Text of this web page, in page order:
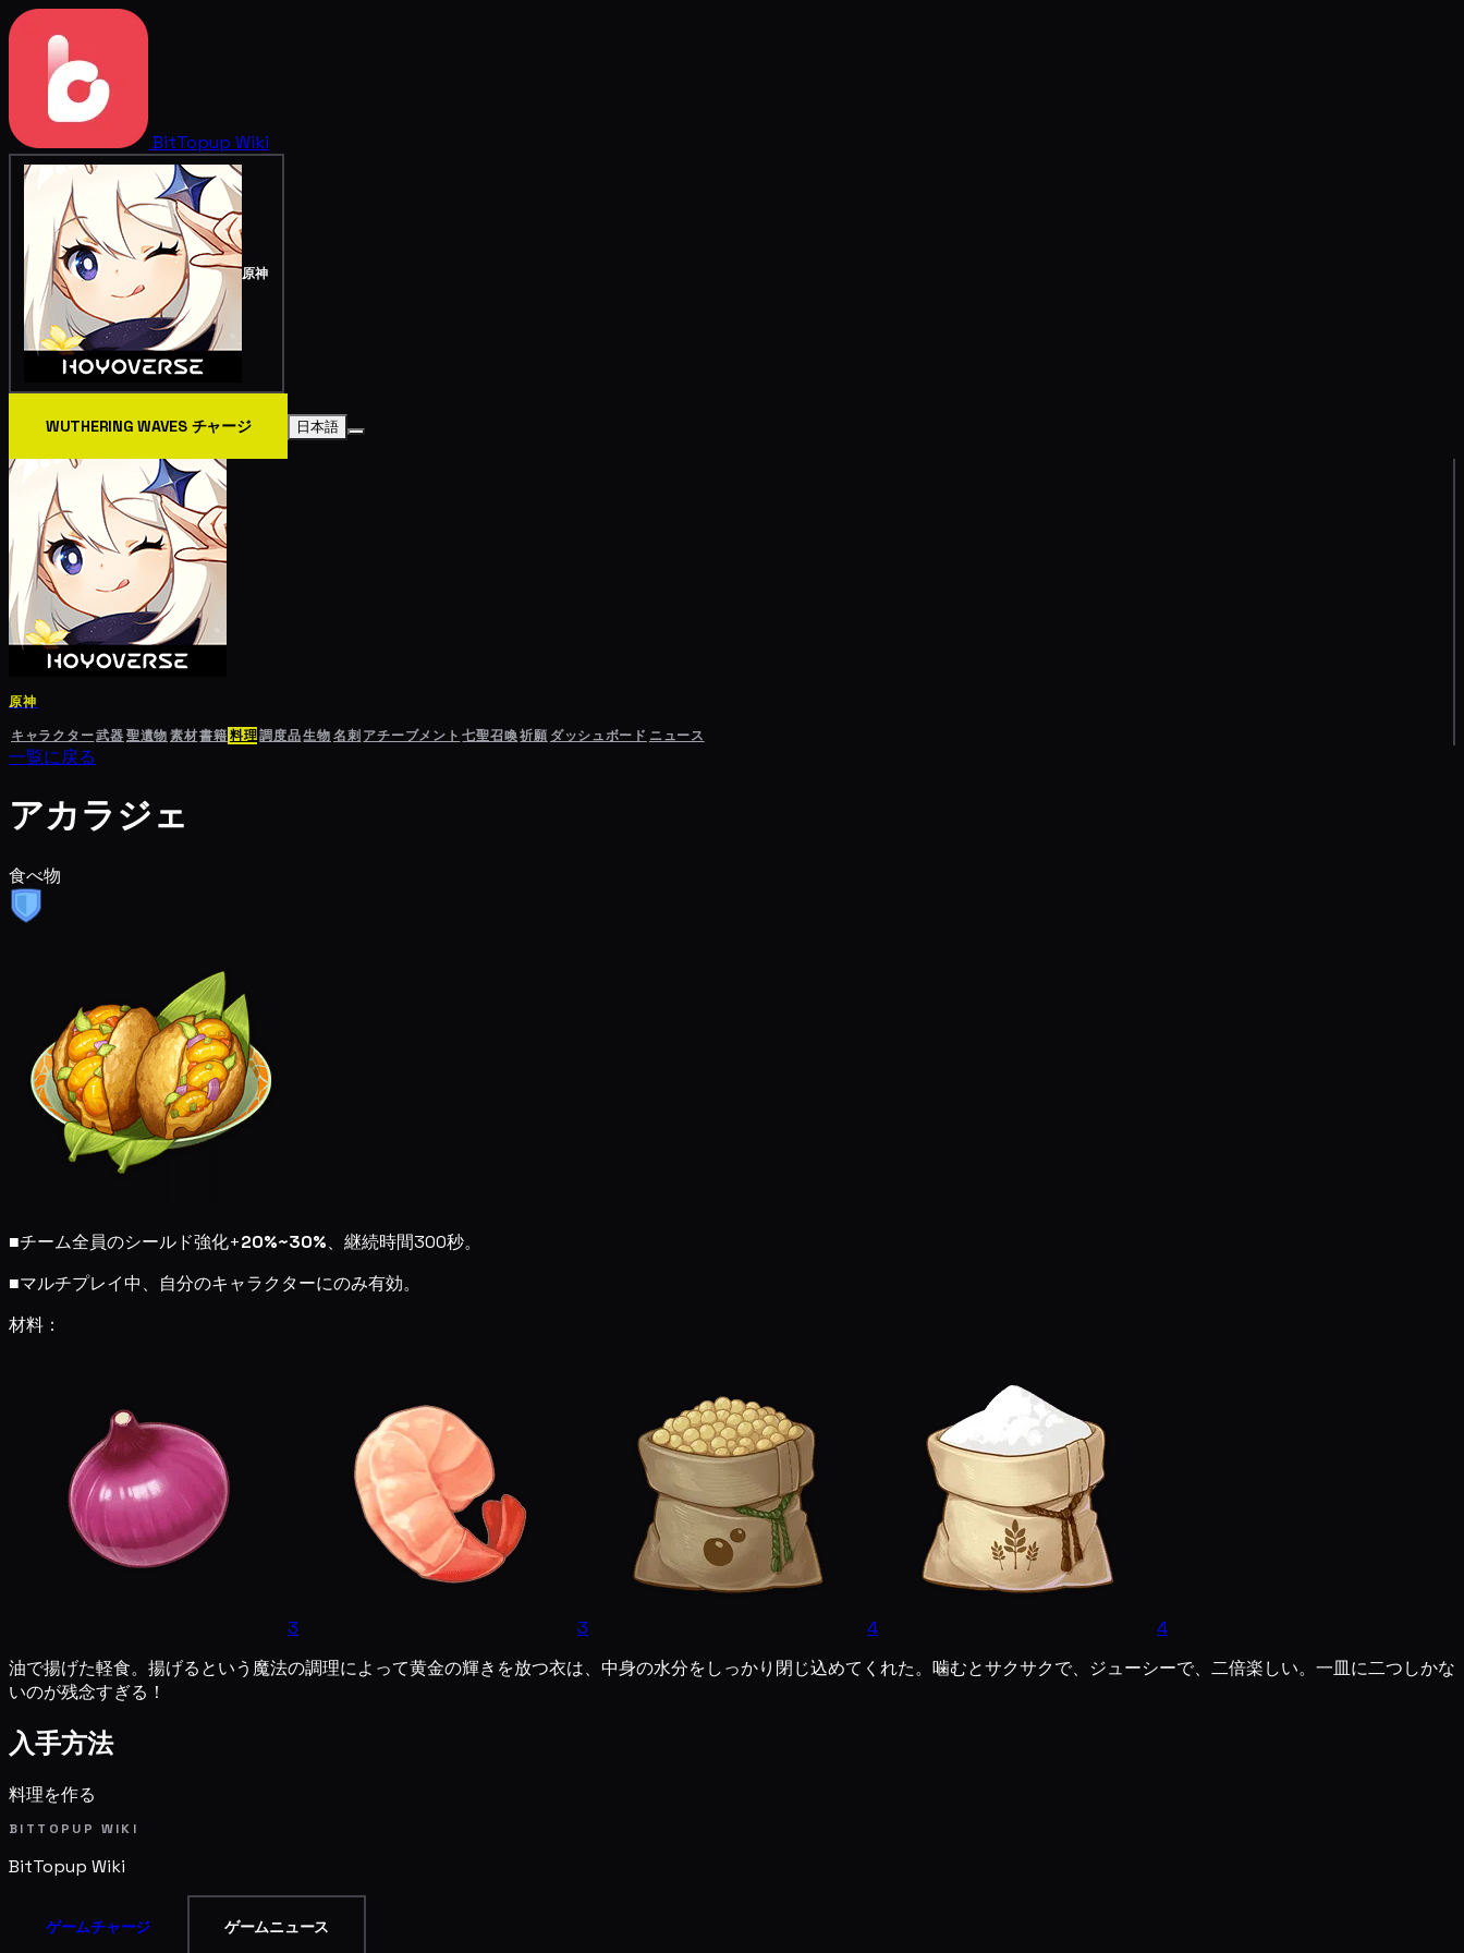
BitTopup Wiki
原神
WUTHERING WAVES チャージ 日本語
原神
キャラクター武器聖遺物素材書籍料理調度品生物名刺 アチーブメント 七聖召喚祈願 ダッシュボード ニュース
一覧に戻る
アカラジェ
食べ物
■チーム全員のシールド強化+20%~30%、継続時間300秒。
■マルチプレイ中、自分のキャラクターにのみ有効。
材料：
3 3 4
4
油で揚げた軽食。揚げるという魔法の調理によって黄金の輝きを放つ衣は、中身の水分をしっかり閉じ込めてくれた。噛むとサクサクで、ジューシーで、二倍楽しい。一皿に二つしかな
いのが残念すぎる！
入手方法
料理を作る
BITTOPUP WIKI
BitTopup Wiki
ゲームチャージ ゲームニュース